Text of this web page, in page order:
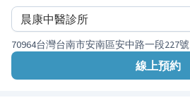
70964台灣台南市安南區安中路一段227號
線上預約